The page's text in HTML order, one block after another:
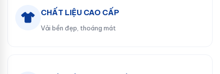
CHẤT LIỆU CAO CẤP
Vải bền đẹp, thoáng mát